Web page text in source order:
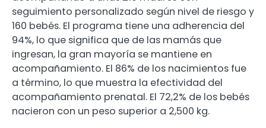
seguimiento personalizado según nivel de riesgo y
160 bebés. El programa tiene una adherencia del
94%, lo que significa que de las mamás que
ingresan, la gran mayoría se mantiene en
acompañamiento. El 86% de los nacimientos fue
a término, lo que muestra la efectividad del
acompañamiento prenatal. El 72,2% de los bebés
nacieron con un peso superior a 2,500 kg.